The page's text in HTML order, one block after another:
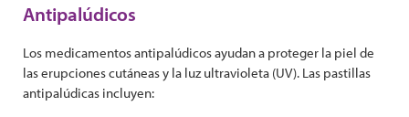
Antipalúdicos
Los medicamentos antipalúdicos ayudan a proteger la piel de
las erupciones cutáneas y la luz ultravioleta (UV). Las pastillas
antipalúdicas incluyen: